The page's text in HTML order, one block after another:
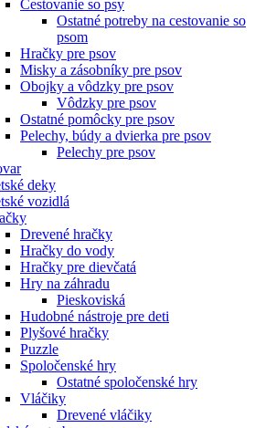
Cestovanie so psy
Ostatné potreby na cestovanie so
psom
Hračky pre psov
Misky a zásobníky pre psov
Obojky a vôdzky pre psov
Vôdzky pre psov
Ostatné pomôcky pre psov
Pelechy, búdy a dvierka pre psov
Pelechy pre psov
deky
vozidlá
Drevené hračky
Hračky do vody
Hračky pre dievčatá
Hry na záhradu
Pieskoviská
Hudobné nástroje pre deti
Plyšové hračky
Puzzle
Spoločenské hry
Ostatné spoločenské hry
Vláčiky
Drevené vláčiky